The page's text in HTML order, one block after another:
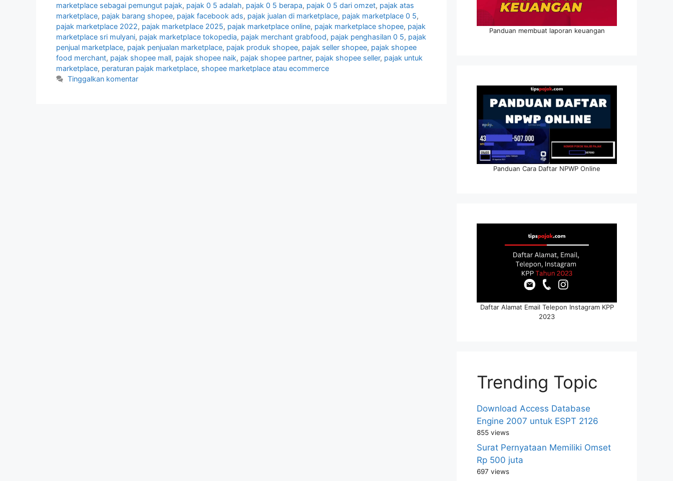
marketplace sebagai pemungut pajak, pajak 0 5 adalah, pajak 0 5 berapa, pajak 0 5 dari omzet, pajak atas
marketplace, pajak barang shopee, pajak facebook ads, pajak jualan di marketplace, pajak marketplace 0 5,
pajak marketplace 2022, pajak marketplace 2025, pajak marketplace online, pajak marketplace shopee, pajak
marketplace sri mulyani, pajak marketplace tokopedia, pajak merchant grabfood, pajak penghasilan 0 5, pajak
penjual marketplace, pajak penjualan marketplace, pajak produk shopee, pajak seller shopee, pajak shopee
food merchant, pajak shopee mall, pajak shopee naik, pajak shopee partner, pajak shopee seller, pajak untuk
marketplace, peraturan pajak marketplace, shopee marketplace atau ecommerce
Tinggalkan komentar
Panduan membuat laporan keuangan
Panduan Cara Daftar NPWP Online
Daftar Alamat Email Telepon Instagram KPP
2023
Trending Topic
Download Access Database
Engine 2007 untuk ESPT 2126
855 views
Surat Pernyataan Memiliki Omset
Rp 500 juta
697 views